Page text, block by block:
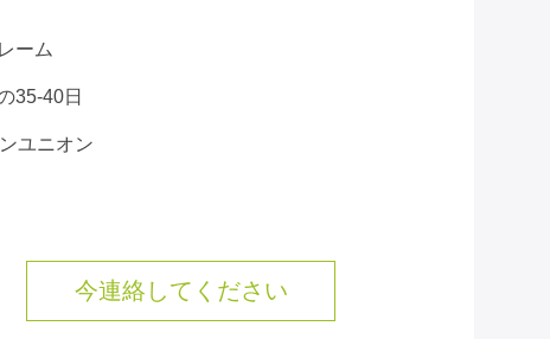
ーム
35-40日
ユニオン
今連絡してください